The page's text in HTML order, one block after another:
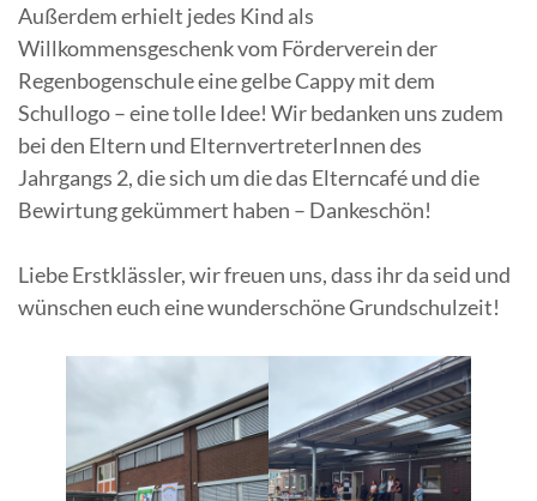
Außerdem erhielt jedes Kind als
Willkommensgeschenk vom Förderverein der
Regenbogenschule eine gelbe Cappy mit dem
Schullogo – eine tolle Idee! Wir bedanken uns zudem
bei den Eltern und ElternvertreterInnen des
Jahrgangs 2, die sich um die das Elterncafé und die
Bewirtung gekümmert haben – Dankeschön!
Liebe Erstklässler, wir freuen uns, dass ihr da seid und
wünschen euch eine wunderschöne Grundschulzeit!